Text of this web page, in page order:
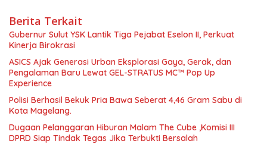
Berita Terkait
Gubernur Sulut YSK Lantik Tiga Pejabat Eselon II, Perkuat
Kinerja Birokrasi
ASICS Ajak Generasi Urban Eksplorasi Gaya, Gerak, dan
Pengalaman Baru Lewat GEL-STRATUS MC™ Pop Up
Experience
Polisi Berhasil Bekuk Pria Bawa Seberat 4,46 Gram Sabu di
Kota Magelang.
Dugaan Pelanggaran Hiburan Malam The Cube ,Komisi III
DPRD Siap Tindak Tegas Jika Terbukti Bersalah